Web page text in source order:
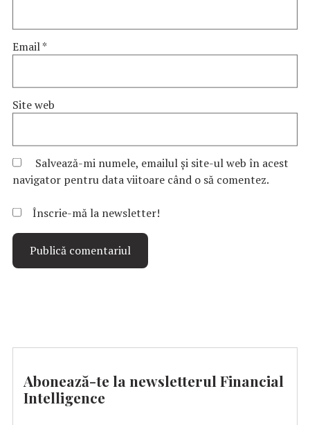
Email*
Site web
Salvează-mi numele, emailul și site-ul web în acest
navigator pentru data viitoare când o să comentez.
Înscrie-mă la newsletter!
Abonează-te la newsletterul Financial
Intelligence